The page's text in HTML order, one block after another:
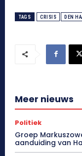
TAGS CRISIS DEN
Meer nieuws
Politiek
Groep
aanduiding van